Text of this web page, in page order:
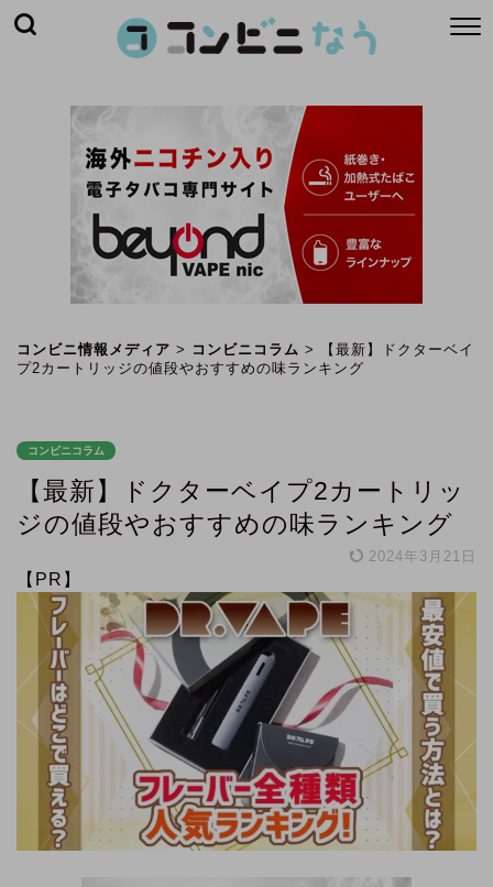
コンビニ情報メディア > コンビニコラム >
【最新】ドクターベイ
プ2カートリッジの値段やおすすめの味ランキング
コンビニコラム
【最新】ドクターベイプ2カートリッ
ジの値段やおすすめの味ランキング
2024年3月21日
【PR】